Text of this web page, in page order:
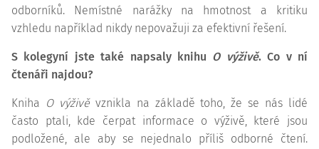
odborníků. Nemístné narážky na hmotnost a kritiku
vzhledu například nikdy nepovažuji za efektivní řešení.
S kolegyní jste také napsaly knihu O výživě. Co v ní
čtenáři najdou?
Kniha O výživěvznikla na základě toho, že se nás lidé
často ptali, kde čerpat informace o výživě, které jsou
podložené, ale aby se nejednalo příliš odborné čtení.